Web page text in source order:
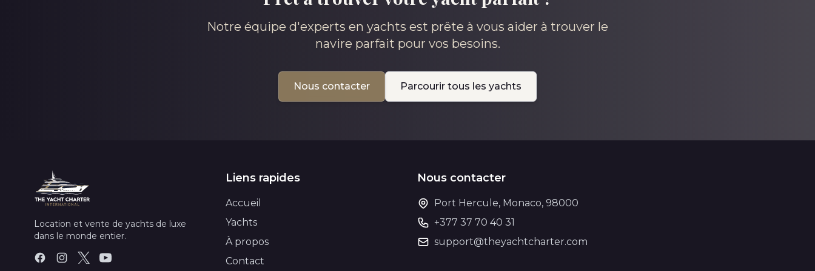
Notre équipe d'experts en yachts est prête à vous aider à trouver le
navire parfait pour vos besoins.
Nous contacter Parcourir tous les yachts
Location et vente de yachts de luxe
dans le monde entier.
Liens rapides
Accueil
Yachts
À propos
Contact
Nous contacter
Port Hercule, Monaco, 98000
+377 37 70 40 31
support@theyachtcharter.com